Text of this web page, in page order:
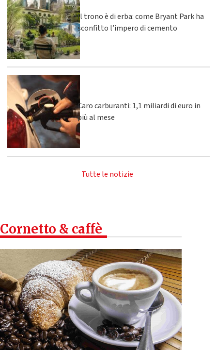
Il trono è di erba: come Bryant Park ha
sconfitto l’impero di cemento
Caro carburanti: 1,1 miliardi di euro in
più al mese
Tutte le notizie
Cornetto & caffè